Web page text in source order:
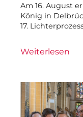
Am 16. August
König in
17.
Weiterlesen